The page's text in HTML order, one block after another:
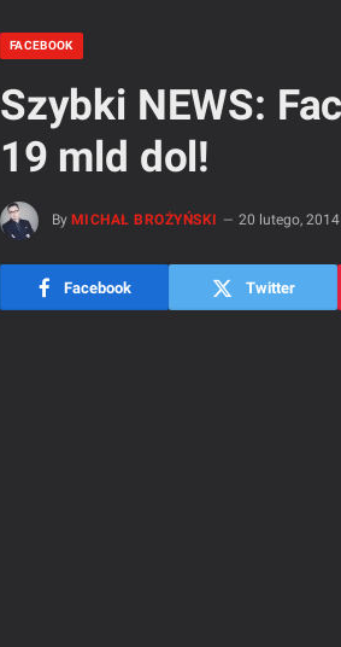
FACEBOOK
Szybki NEWS:
19 mld dol!
By MICHAŁ BROŻYŃSKI 20 lutego, 2014
Facebook Twitter